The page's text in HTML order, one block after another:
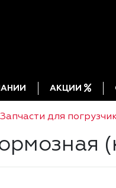
АКЦИИ
Запчасти для